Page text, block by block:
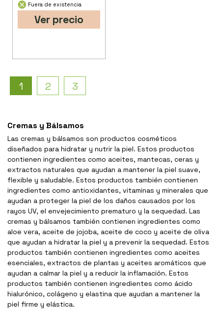
Fuera de existencia
Ver precio
1 2 3
Cremas y Bálsamos
Las cremas y bálsamos son productos cosméticos
diseñados para hidratar y nutrir la piel. Estos productos
contienen ingredientes como aceites, mantecas, ceras y
extractos naturales que ayudan a mantener la piel suave,
flexible y saludable. Estos productos también contienen
ingredientes como antioxidantes, vitaminas y minerales que
ayudan a proteger la piel de los daños causados por los
rayos UV, el envejecimiento prematuro y la sequedad. Las
cremas y bálsamos también contienen ingredientes como
aloe vera, aceite de jojoba, aceite de coco y aceite de oliva
que ayudan a hidratar la piel y a prevenir la sequedad. Estos
productos también contienen ingredientes como aceites
esenciales, extractos de plantas y aceites aromáticos que
ayudan a calmar la piel y a reducir la inflamación. Estos
productos también contienen ingredientes como ácido
hialurónico, colágeno y elastina que ayudan a mantener la
piel firme y elástica.